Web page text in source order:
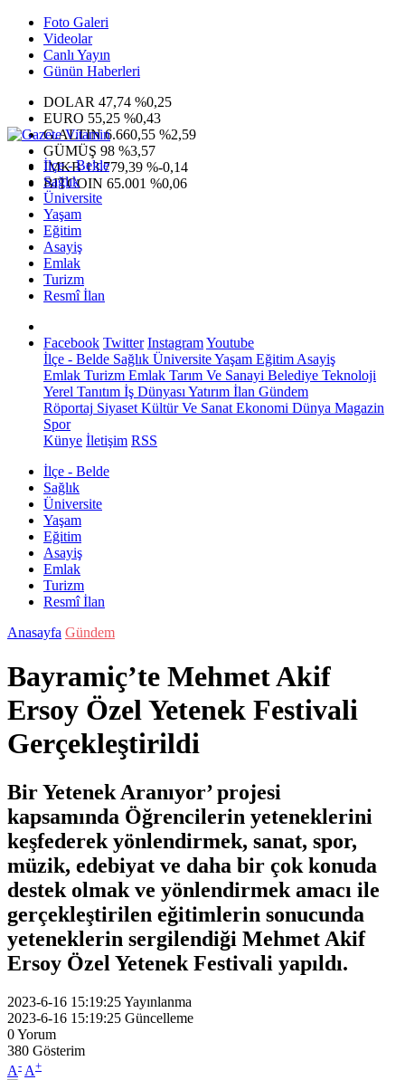
Foto Galeri
Videolar
Canlı Yayın
Günün Haberleri
DOLAR 47,74 %0,25
EURO 55,25 %0,43
G.ALTIN6.660,55 %2,59
GÜMÜŞ 98 %3,57
IMKB13.779,39 %-0,14
BITCOIN 65.001 %0,06
İlçe - Belde
Sağlık
Üniversite
Yaşam
Eğitim
Asayiş
Emlak
Turizm
Resmî İlan
Facebook Twitter InstagramYoutube
İlçe - Belde Sağlık ÜniversiteYaşam Eğitim Asayiş
Emlak Turizm Emlak Tarım Ve Sanayi Belediye Teknoloji
Yerel Tanıtım İş Dünyası Yatırım İlan Gündem
Röportaj Siyaset Kültür Ve Sanat Ekonomi Dünya Magazin
Spor
Künye İletişim RSS
İlçe - Belde
Sağlık
Üniversite
Yaşam
Eğitim
Asayiş
Emlak
Turizm
Resmî İlan
Anasayfa Gündem
Bayramiç’te Mehmet Akif
Ersoy Özel Yetenek Festivali
Gerçekleştirildi
Bir Yetenek Aranıyor’ projesi
kapsamında Öğrencilerin yeteneklerini
keşfederek yönlendirmek, sanat, spor,
müzik, edebiyat ve daha bir çok konuda
destek olmak ve yönlendirmek amacı ile
gerçekleştirilen eğitimlerin sonucunda
yeteneklerin sergilendiği Mehmet Akif
Ersoy Özel Yetenek Festivali yapıldı.
2023-6-16 15:19:25Yayınlanma
2023-6-16 15:19:25 Güncelleme
0Yorum
380 Gösterim
A- A+